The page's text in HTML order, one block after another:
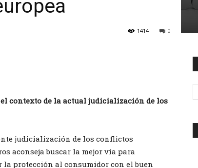
0
1414
contexto de la actual judicialización de los
judicialización de los conflictos
aconseja buscar la mejor vía para
protección al consumidor con el buen